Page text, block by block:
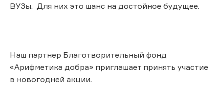
ВУЗы. Для них это шанс на достойное будущее.
Наш партнер Благотворительный фонд
«Арифметика добра» приглашает принять участие
в новогодней акции.